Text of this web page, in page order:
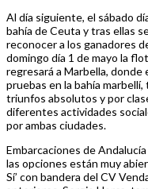
Al día siguiente, el sábado
bahía de Ceuta y tras ellas
reconocer a los ganadores
domingo día 1 de mayo la
regresará a Marbella, donde
pruebas en la bahía
triunfos absolutos y por
diferentes actividades
por ambas ciudades.
Embarcaciones de
las opciones están muy
Sí’ con bandera del CV